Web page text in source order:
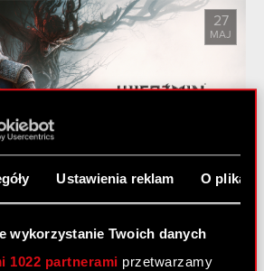
Ustawienia reklam O
wykorzystanie Twoich danych
1022 partnerami przetwarzamy
trzecim
do gry Wiedźmin 3:
27
MAJ